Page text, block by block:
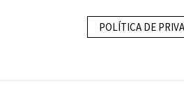
POLÍTICA DE